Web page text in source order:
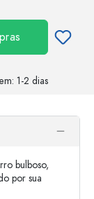
em: 1-2 dias
bulboso,
por sua